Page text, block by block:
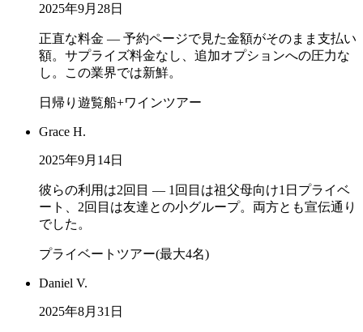
2025年9月28日
正直な料金 — 予約ページで見た金額がそのまま支払い
額。サプライズ料金なし、追加オプションへの圧力な
し。この業界では新鮮。
日帰り遊覧船+ワインツアー
Grace H.
2025年9月14日
彼らの利用は2回目 — 1回目は祖父母向け1日プライベ
ート、2回目は友達との小グループ。両方とも宣伝通り
でした。
プライベートツアー(最大4名)
Daniel V.
2025年8月31日